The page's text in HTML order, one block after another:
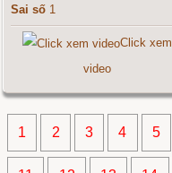
Sai số 1
Click xem
video
1 2 3 4 5